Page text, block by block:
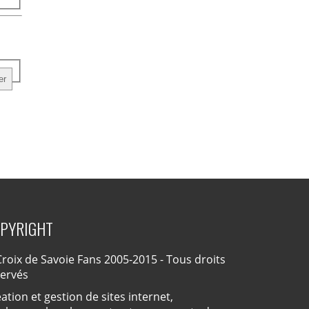
de Savoie Fans 2005-2015 - Tous droits
et gestion de sites internet,